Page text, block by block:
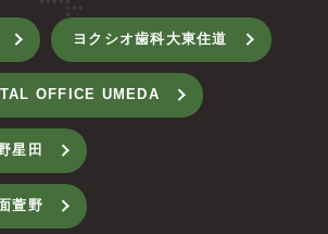
ヨクシオ歯科大東住道
OFFICE UMEDA
星田
萱野